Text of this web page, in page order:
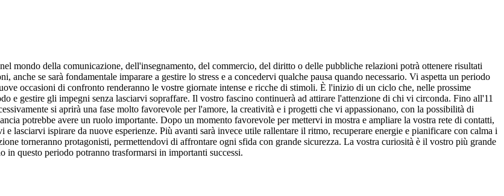
mondo della comunicazione, dell'insegnamento, del commercio, del diritto o delle pubbliche relazioni potrà ottenere risultati
se sarà fondamentale imparare a gestire lo stress e a concedervi qualche pausa quando necessario. Vi aspetta un periodo
occasioni di confronto renderanno le vostre giornate intense e ricche di stimoli. È l'inizio di un ciclo che, nelle prossime
e gestire gli impegni senza lasciarvi sopraffare. Il vostro fascino continuerà ad attirare l'attenzione di chi vi circonda. Fino all'11
si aprirà una fase molto favorevole per l'amore, la creatività e i progetti che vi appassionano, con la possibilità di
potrebbe avere un ruolo importante. Dopo un momento favorevole per mettervi in mostra e ampliare la vostra rete di contatti,
lasciarvi ispirare da nuove esperienze. Più avanti sarà invece utile rallentare il ritmo, recuperare energie e pianificare con calma i
torneranno protagonisti, permettendovi di affrontare ogni sfida con grande sicurezza. La vostra curiosità è il vostro più grande
in questo periodo potranno trasformarsi in importanti successi.